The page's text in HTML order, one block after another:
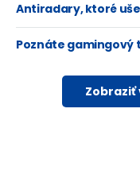
Antiradary, ktoré
Poznáte gamingový
Zobraziť